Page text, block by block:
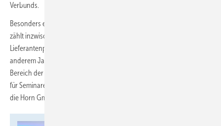
Verbunds.
Besonders erfreulich: Die SHK eG wächst weiterhin kontinuierlich und
zählt inzwischen 1258 Mitgliedsbetriebe sowie insgesamt 120
Lieferantenpartner. Zu den neuen Lieferantenpartnern zählen unter
anderem Jaga, BWT, Olympia sowie Spanndecken Bamberger. Im
Bereich der Servicepartner konnten außerdem die Ocean Akademie
für Seminare und Weiterbildung, Stellantis im Bereich Fahrzeuge sowie
die Horn GmbH für IT- und Bürobedarf gewonnen werden.